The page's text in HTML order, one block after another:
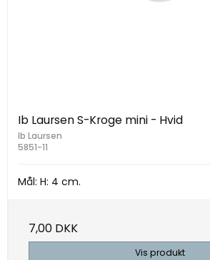
Ib Laursen S-Kroge mini - Hvid
Ib Laursen
5851-11
Mål: H: 4 cm.
7,00 DKK
Vis produkt